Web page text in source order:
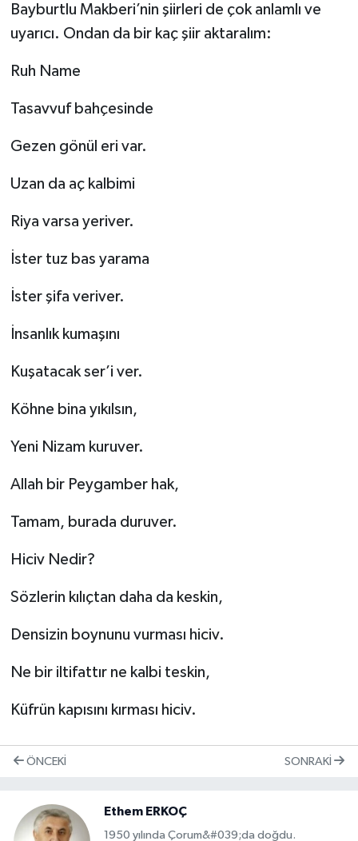
Bayburtlu Makberi’nin şiirleri de çok anlamlı ve
uyarıcı. Ondan da bir kaç şiir aktaralım:
Ruh Name
Tasavvuf bahçesinde
Gezen gönül eri var.
Uzan da aç kalbimi
Riya varsa yeriver.
İster tuz bas yarama
İster şifa veriver.
İnsanlık kumaşını
Kuşatacak ser’i ver.
Köhne bina yıkılsın,
Yeni Nizam kuruver.
Allah bir Peygamber hak,
Tamam, burada duruver.
Hiciv Nedir?
Sözlerin kılıçtan daha da keskin,
Densizin boynunu vurması hiciv.
Ne bir iltifattır ne kalbi teskin,
Küfrün kapısını kırması hiciv.
ÖNCEKI SONRAKI
Ethem ERKOÇ
1950 yılında Çorum&#039;da doğdu.